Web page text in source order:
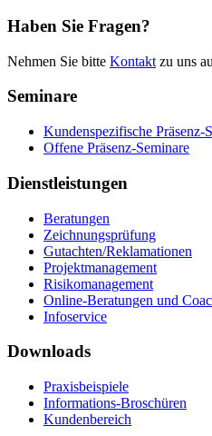
Haben Sie Fragen?
Nehmen Sie bitte Kontakt zu uns
Seminare
Kundenspezifische Präsenz-
Offene Präsenz-Seminare
Dienstleistungen
Beratungen
Zeichnungsprüfung
Gutachten/Reklamationen
Projektmanagement
Risikomanagement
Online-Beratungen und
Infoservice
Downloads
Praxisbeispiele
Informations-Broschüren
Kundenbereich